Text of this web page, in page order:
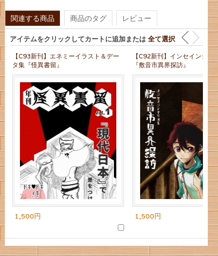
関連する商品 商品のタグ レビュー
アイテムをクリックしてカートに追加または 全て選択
【C93新刊】エネミーイラスト＆デー
タ集『怪異書留』
1,500円
【C92新刊】インセインシナ
『敷音市異界探訪』
1,500円